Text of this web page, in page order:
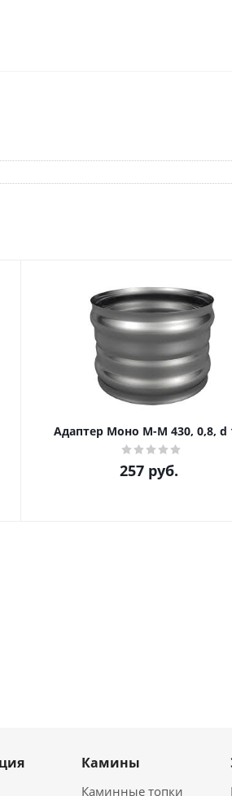
Адаптер Моно М-М 430, 0,8, d
257 руб.
Камины
Каминные топки